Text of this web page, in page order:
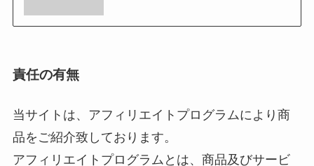
責任の有無
当サイトは、アフィリエイトプログラムにより商
品をご紹介致しております。
アフィリエイトプログラムとは、商品及びサービ